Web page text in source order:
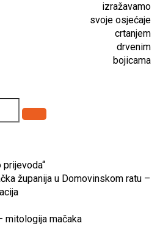
izražavamo
svoje osjećaje
crtanjem
drvenim
bojicama
Pretraži
županija u Domovinskom ratu –
mitologija mačaka